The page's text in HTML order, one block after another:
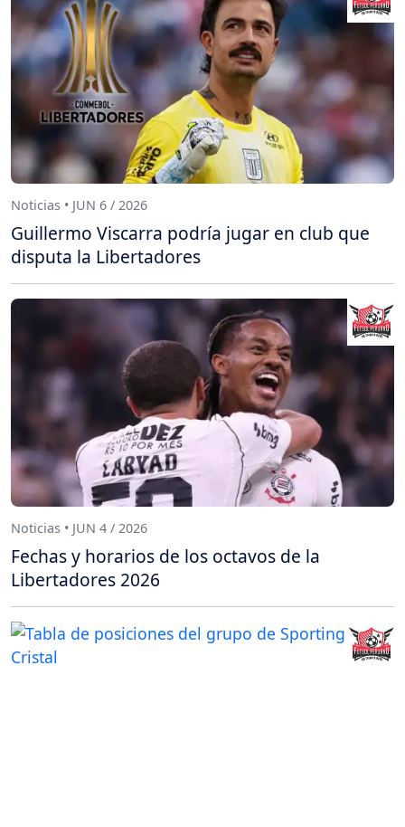
Noticias • JUN 6 / 2026
Guillermo Viscarra podría jugar en club que
disputa la Libertadores
Noticias • JUN 4 / 2026
Fechas y horarios de los octavos de la
Libertadores 2026